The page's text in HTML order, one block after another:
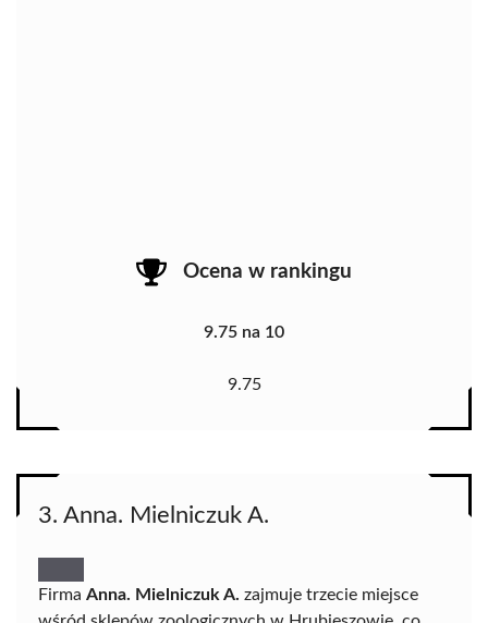
Ocena w rankingu
9.75 na 10
9.75
3. Anna. Mielniczuk A.
Firma Anna. Mielniczuk A. zajmuje trzecie miejsce